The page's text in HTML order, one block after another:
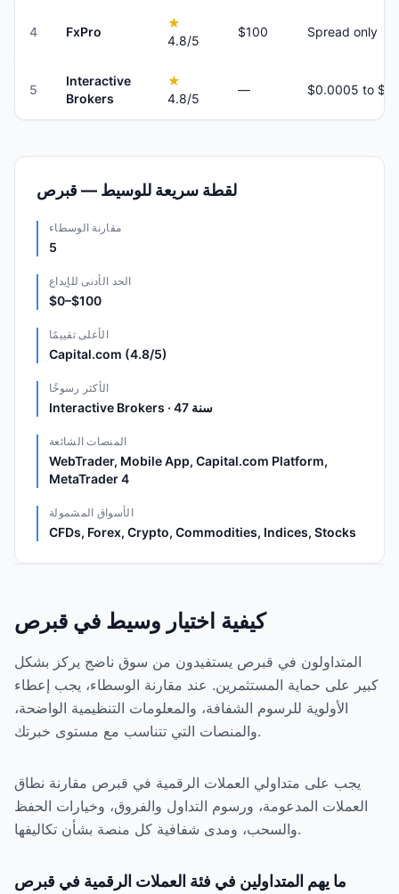
4 FxPro
★
4.8/5
$100 Spread only
5
Interactive
Brokers
★
4.8/5
—
لقطة سريعة للوسيط — قبرص
مقارنة الوسطاء
5
الحد الأدنى للإيداع
$0–$100
الأعلى تقييمًا
Capital.com (4.8/5)
الأكثر رسوخًا
Interactive Brokers · 47 سنة
المنصات الشائعة
WebTrader, Mobile App, Capital.com Platform,
MetaTrader 4
الأسواق المشمولة
CFDs, Forex, Crypto, Commodities, Indices, Stocks
كيفية اختيار وسيط في قبرص
المتداولون في قبرص يستفيدون من سوق ناضج يركز بشكل
كبير على حماية المستثمرين. عند مقارنة الوسطاء، يجب إعطاء
الأولوية للرسوم الشفافة، والمعلومات التنظيمية الواضحة،
والمنصات التي تتناسب مع مستوى خبرتك.
يجب على متداولي العملات الرقمية في قبرص مقارنة نطاق
العملات المدعومة، ورسوم التداول والفروق، وخيارات الحفظ
والسحب، ومدى شفافية كل منصة بشأن تكاليفها.
ما يهم المتداولين في فئة العملات الرقمية في قبرص